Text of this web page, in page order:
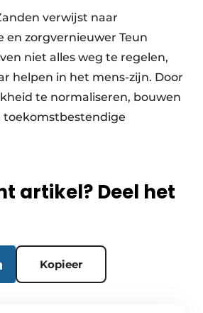
verwijst naar
en zorgvernieuwer Teun
niet alles weg te regelen,
helpen in het mens-zijn. Door
te normaliseren, bouwen
toekomstbestendige
artikel? Deel het
Kopieer